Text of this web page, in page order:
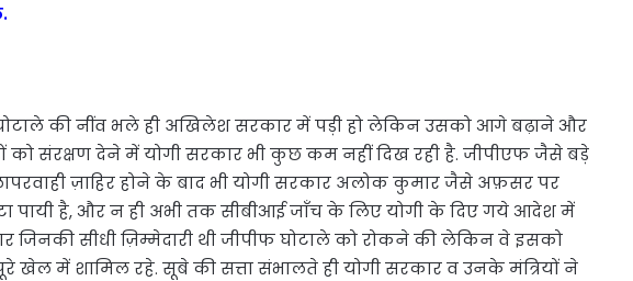
की नींव भले ही अखिलेश सरकार में पड़ी हो लेकिन उसको आगे बढ़ाने और
को संरक्षण देने में योगी सरकार भी कुछ कम नहीं दिख रही है. जीपीएफ जैसे बड़े
ज़ाहिर होने के बाद भी योगी सरकार अलोक कुमार जैसे अफ़सर पर
पायी है, और न ही अभी तक सीबीआई जाँच के लिए योगी के दिए गये आदेश में
जिनकी सीधी ज़िम्मेदारी थी जीपीफ घोटाले को रोकने की लेकिन वे इसको
खेल में शामिल रहे. सूबे की सत्ता संभालते ही योगी सरकार व उनके मंत्रियों ने